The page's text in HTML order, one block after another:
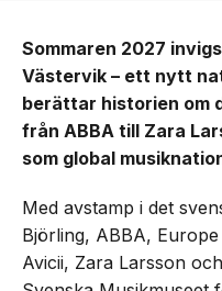
Sommaren 2027
Västervik – ett nytt
berättar historien om
från ABBA till Zara
som global
Med avstamp i det
Björling, ABBA,
Avicii, Zara Larsson